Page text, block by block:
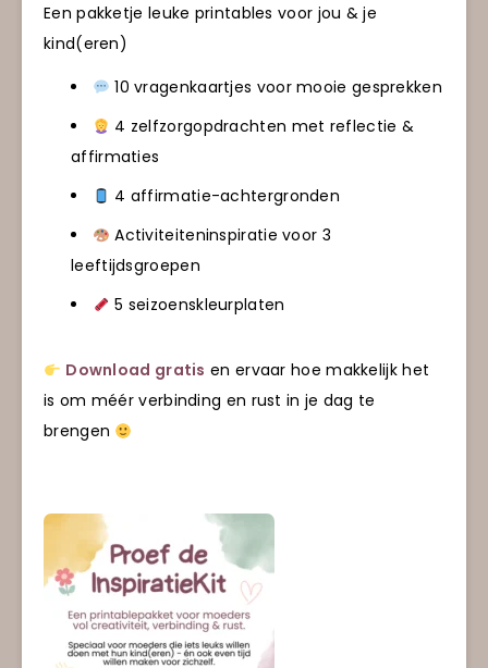
Een pakketje leuke printables voor jou & je
kind(eren)
10 vragenkaartjes voor mooie gesprekken
4 zelfzorgopdrachten met reflectie &
affirmaties
4 affirmatie-achtergronden
Activiteiteninspiratie voor 3
leeftijdsgroepen
5 seizoenskleurplaten
Download gratis en ervaar hoe makkelijk het
is om méér verbinding en rust in je dag te
brengen